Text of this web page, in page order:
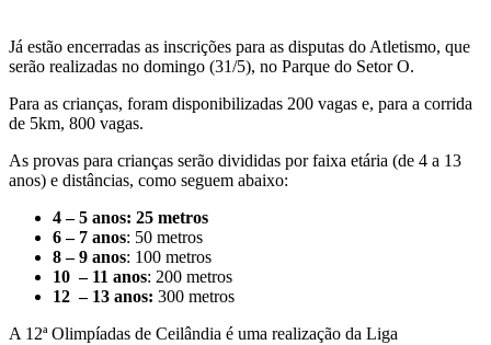
Já estão encerradas as inscrições para as disputas do Atletismo, que
serão realizadas no domingo (31/5), no Parque do Setor O.
Para as crianças, foram disponibilizadas 200 vagas e, para a corrida
de 5km, 800 vagas.
As provas para crianças serão divididas por faixa etária (de 4 a 13
anos) e distâncias, como seguem abaixo:
4 – 5 anos: 25 metros
6 – 7 anos: 50 metros
8 – 9 anos: 100 metros
10 – 11 anos: 200 metros
12 – 13 anos: 300 metros
A 12ª Olimpíadas de Ceilândia é uma realização da Liga